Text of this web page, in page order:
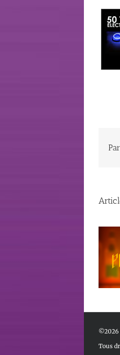
©2026
Tous